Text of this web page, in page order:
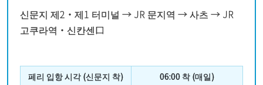
신문지 제2・제1 터미널 → JR 문지역 → 사츠 → JR
고쿠라역・신칸센口
페리 입항 시각 (신문지 착) 06:00 착 (매일)